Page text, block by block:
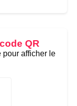
QR
pour afficher le